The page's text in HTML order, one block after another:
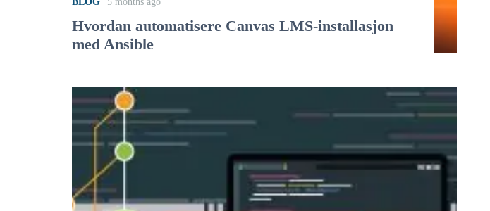
Hvordan automatisere Canvas LMS-installasjon
med Ansible